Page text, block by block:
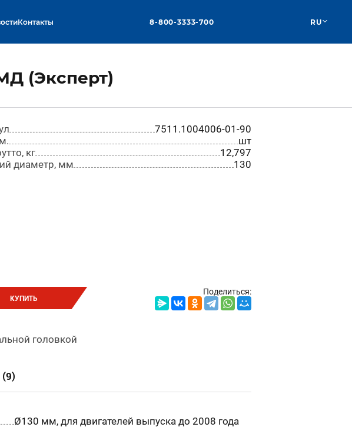
Контакты 8-800-3333-700 RU
(Эксперт)
7511.1004006-01-90
шт
кг
12,797
диаметр, мм
130
КУПИТЬ
Поделиться:
головкой
(9)
Ø130 мм, для двигателей выпуска до 2008 года